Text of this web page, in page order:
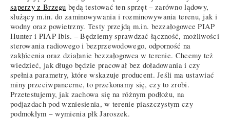
saperzy z Brzegu będą testować ten sprzęt – zarówno lądowy,
służący m.in. do zaminowywania i rozminowywania terenu, jak i
wodny oraz powietrzny. Testy przejdą m.in. bezzałogowce PIAP
Hunter i PIAP Ibis. – Będziemy sprawdzać łączność, możliwości
sterowania radiowego i bezprzewodowego, odporność na
zakłócenia oraz działanie bezzałogowca w terenie. Chcemy też
wiedzieć, jak długo będzie pracował bez doładowania i czy
spełnia parametry, które wskazuje producent. Jeśli ma ustawiać
miny przeciwpancerne, to przekonamy się, czy to zrobi.
Przetestujemy, jak zachowa się na różnym podłożu, na
podjazdach pod wzniesienia, w terenie piaszczystym czy
podmokłym – wymienia płk Jaroszek.